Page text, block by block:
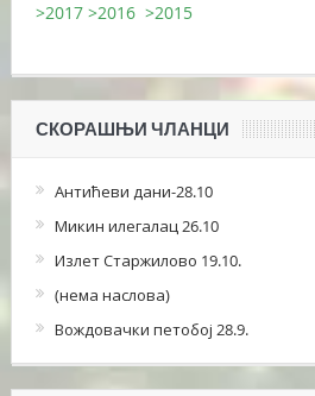
>2017 >2016 >2015
СКОРАШЊИ ЧЛАНЦИ
Антићеви дани-28.10
Микин илегалац 26.10
Излет Старжилово 19.10.
(нема наслова)
Вождовачки петобој 28.9.